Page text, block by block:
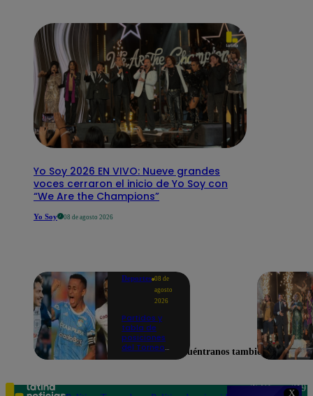
X
Yo Soy 2026 EN VIVO: Nueve grandes
voces cerraron el inicio de Yo Soy con
“We Are the Champions”
Yo Soy 08 de agosto 2026
Deportes 08 de
agosto
2026
Partidos y
tabla de
posiciones
del Torneo
en la fecha 4
Encuéntranos también en
Teléfono: 219